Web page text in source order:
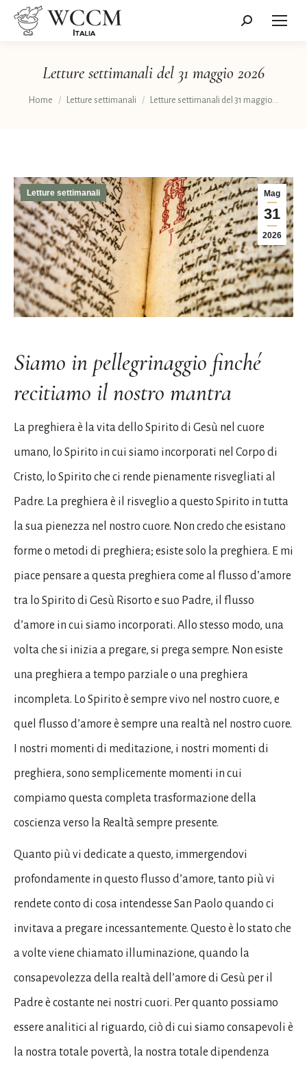
Cerca:
Letture settimanali del 31 maggio 2026
Tu sei qui:
Home Letture settimanali Letture settimanali del 31 maggio…
Mag
31
2026
Letture settimanali
Siamo in pellegrinaggio finché
recitiamo il nostro mantra
La preghiera è la vita dello Spirito di Gesù nel cuore
umano, lo Spirito in cui siamo incorporati nel Corpo di
Cristo, lo Spirito che ci rende pienamente risvegliati al
Padre. La preghiera è il risveglio a questo Spirito in tutta
la sua pienezza nel nostro cuore. Non credo che esistano
forme o metodi di preghiera; esiste solo la preghiera. E mi
piace pensare a questa preghiera come al flusso d’amore
tra lo Spirito di Gesù Risorto e suo Padre, il flusso
d’amore in cui siamo incorporati. Allo stesso modo, una
volta che si inizia a pregare, si prega sempre. Non esiste
una preghiera a tempo parziale o una preghiera
incompleta. Lo Spirito è sempre vivo nel nostro cuore, e
quel flusso d’amore è sempre una realtà nel nostro cuore.
I nostri momenti di meditazione, i nostri momenti di
preghiera, sono semplicemente momenti in cui
compiamo questa completa trasformazione della
coscienza verso la Realtà sempre presente.
Quanto più vi dedicate a questo, immergendovi
profondamente in questo flusso d’amore, tanto più vi
rendete conto di cosa intendesse San Paolo quando ci
invitava a pregare incessantemente. Questo è lo stato che
a volte viene chiamato illuminazione, quando la
consapevolezza della realtà dell’amore di Gesù per il
Padre è costante nei nostri cuori. Per quanto possiamo
essere analitici al riguardo, ciò di cui siamo consapevoli è
la nostra totale povertà, la nostra totale dipendenza